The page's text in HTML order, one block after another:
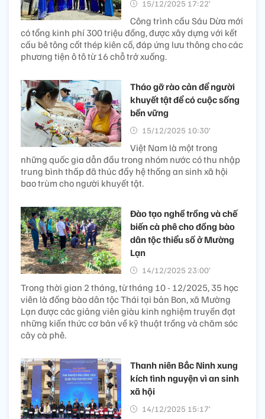
15/12/2025 17:22’
Công trình cầu Sáu Dừa mới
có tổng kinh phí 300 triệu đồng, được xây dựng với kết
cấu bê tông cốt thép kiên cố, đáp ứng lưu thông cho các
phương tiện ô tô từ 16 chỗ trở xuống.
Tháo gỡ rào cản để người
khuyết tật để có cuộc sống
bền vững
15/12/2025 10:30’
Việt Nam là một trong
những quốc gia dẫn đầu trong nhóm nước có thu nhập
trung bình thấp đã thúc đẩy hệ thống an sinh xã hội
bao trùm cho người khuyết tật.
Đào tạo nghề trồng và chế
biến cà phê cho đồng bào
dân tộc thiểu số ở Mường
Lạn
14/12/2025 23:00’
Trong thời gian 2 tháng, từ tháng 10 - 12/2025, 35 học
viên là đồng bào dân tộc Thái tại bản Bon, xã Mường
Lạn được các giảng viên giàu kinh nghiệm truyền đạt
những kiến thức cơ bản về kỹ thuật trồng và chăm sóc
cây cà phê.
Thanh niên Bắc Ninh xung
kích tình nguyện vì an sinh
xã hội
14/12/2025 15:17’